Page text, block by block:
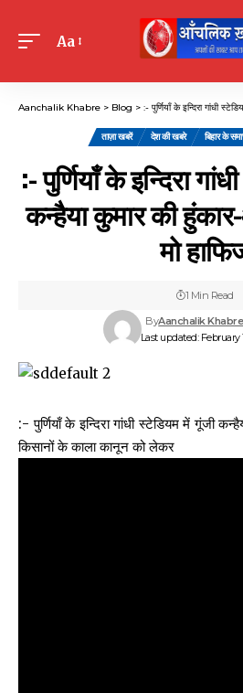
Font
Aa
Aanchalik Khabre > Blog > :- पुर्णियाँ के इन्दिरा गांधी स्टेडियम
ताज़ा खबरें देश की खबरे बिहार के
:- पुर्णियाँ के इन्दिरा
कन्हैया कुमार की
मो
Last updated: February
ByAanchalik Khabre
1 Min Read
:- पुर्णियाँ के इन्दिरा गांधी स्टेडियम में गूंजी
किसानों के काला कानून को लेकर